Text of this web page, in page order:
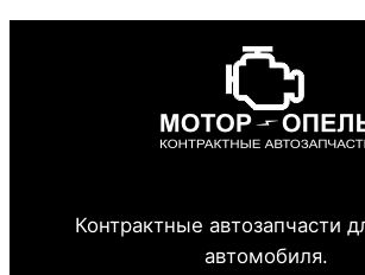
Контрактные автозапчасти
автомобиля.